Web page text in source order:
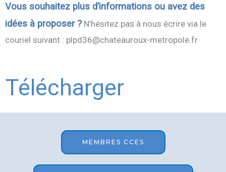
Vous souhaitez plus d’informations ou avez des
idées à proposer ?N’hésitez pas à nous écrire via le
couriel suivant : plpd36@chateauroux-metropole.fr
Télécharger
MEMBRES CCES